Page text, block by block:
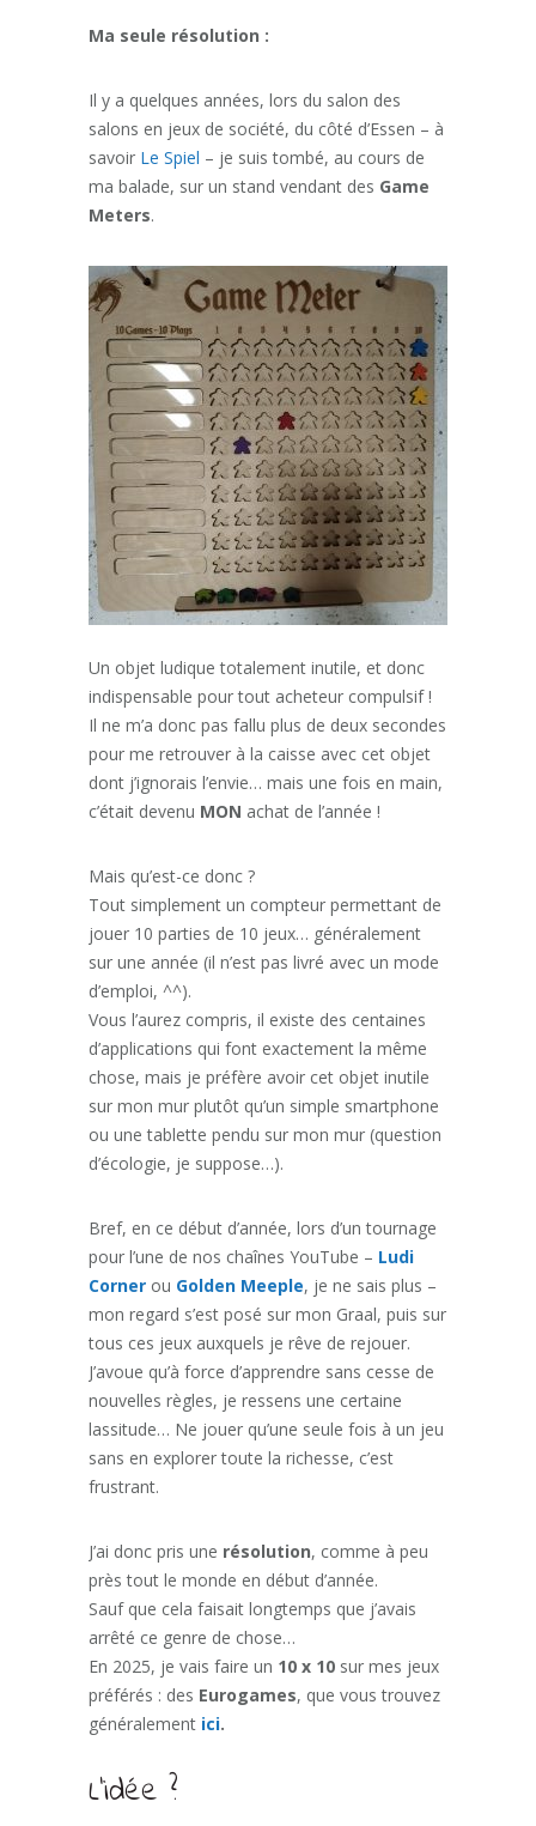
Ma seule résolution :
Il y a quelques années, lors du salon des
salons en jeux de société, du côté d’Essen – à
savoir Le Spiel – je suis tombé, au cours de
ma balade, sur un stand vendant des Game
Meters.
Un objet ludique totalement inutile, et donc
indispensable pour tout acheteur compulsif !
Il ne m’a donc pas fallu plus de deux secondes
pour me retrouver à la caisse avec cet objet
dont j’ignorais l’envie… mais une fois en main,
c’était devenu MON achat de l’année !
Mais qu’est-ce donc ?
Tout simplement un compteur permettant de
jouer 10 parties de 10 jeux… généralement
sur une année (il n’est pas livré avec un mode
d’emploi, ^^).
Vous l’aurez compris, il existe des centaines
d’applications qui font exactement la même
chose, mais je préfère avoir cet objet inutile
sur mon mur plutôt qu’un simple smartphone
ou une tablette pendu sur mon mur (question
d’écologie, je suppose…).
Bref, en ce début d’année, lors d’un tournage
pour l’une de nos chaînes YouTube – Ludi
Corner ou Golden Meeple, je ne sais plus –
mon regard s’est posé sur mon Graal, puis sur
tous ces jeux auxquels je rêve de rejouer.
J’avoue qu’à force d’apprendre sans cesse de
nouvelles règles, je ressens une certaine
lassitude… Ne jouer qu’une seule fois à un jeu
sans en explorer toute la richesse, c’est
frustrant.
J’ai donc pris une résolution, comme à peu
près tout le monde en début d’année.
Sauf que cela faisait longtemps que j’avais
arrêté ce genre de chose…
En 2025, je vais faire un 10 x 10 sur mes jeux
préférés : des Eurogames, que vous trouvez
généralement ici.
L’idée ?